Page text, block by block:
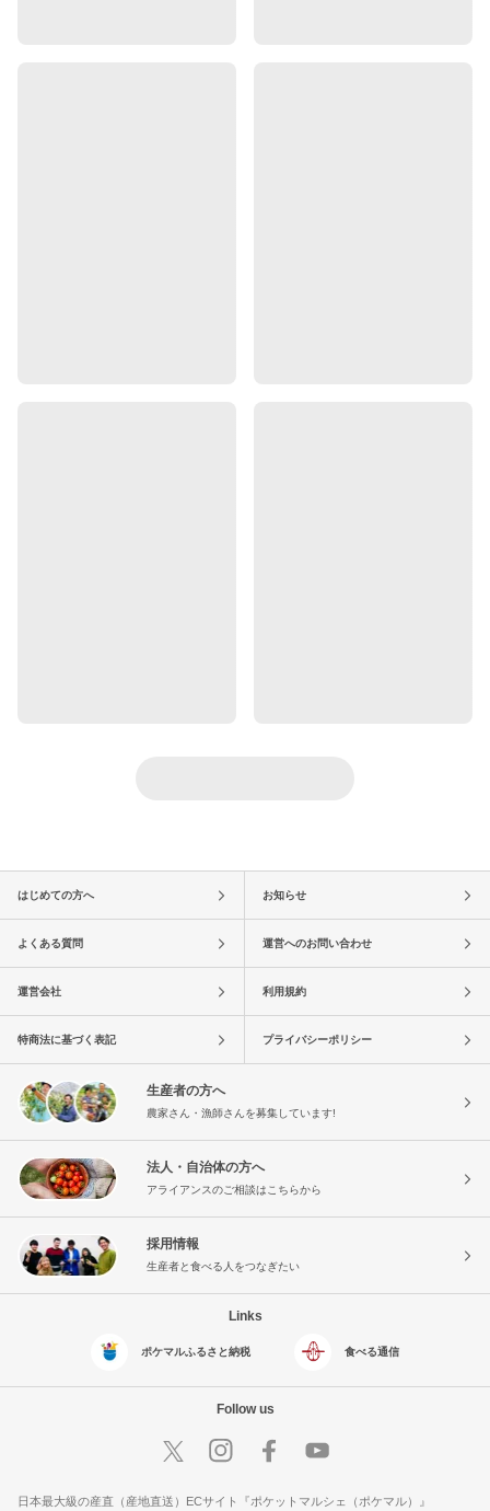
はじめての方へ お知らせ
よくある質問 運営へのお問い合わせ
運営会社 利用規約
特商法に基づく表記 プライバシーポリシー
生産者の方へ
農家さん・漁師さんを募集しています!
法人・自治体の方へ
アライアンスのご相談はこちらから
採用情報
生産者と食べる人をつなぎたい
Links
ポケマルふるさと納税 食べる通信
Follow us
日本最大級の産直（産地直送）ECサイト『ポケットマルシェ（ポケマル）』